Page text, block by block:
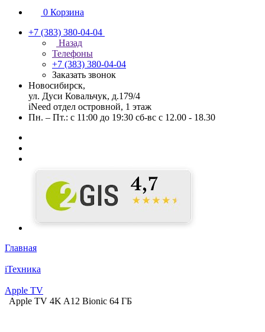
0 Корзина
+7 (383) 380-04-04
Назад
Телефоны
+7 (383) 380-04-04
Заказать звонок
Новосибирск,
ул. Дуси Ковальчук, д.179/4
iNeed отдел островной, 1 этаж
Пн. – Пт.: с 11:00 до 19:30 сб-вс с 12.00 - 18.30
Главная
iТехника
Apple TV
Apple TV 4K A12 Bionic 64 ГБ